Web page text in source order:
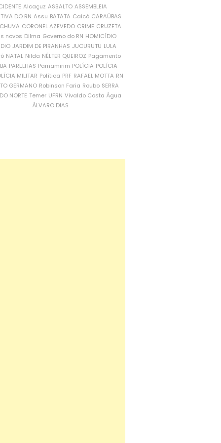
Alcaçuz ASSALTO ASSEMBLEIA
DO RN Assu BATATA Caicó CARAÚBAS
CORONEL AZEVEDO CRIME CRUZETA
novos Dilma Governo do RN HOMICÍDIO
JARDIM DE PIRANHAS JUCURUTU LULA
NATAL Nilda NÉLTER QUEIROZ Pagamento
PARELHAS Parnamirim POLÍCIA POLÍCIA
MILITAR Política PRF RAFAEL MOTTA RN
GERMANO Robinson Faria Roubo SERRA
NORTE Temer UFRN Vivaldo Costa Água
ÁLVARO DIAS